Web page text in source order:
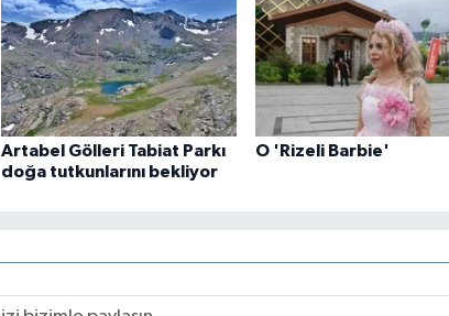
Artabel Gölleri Tabiat Parkı
doğa tutkunlarını bekliyor
O 'Rizeli Barbie'